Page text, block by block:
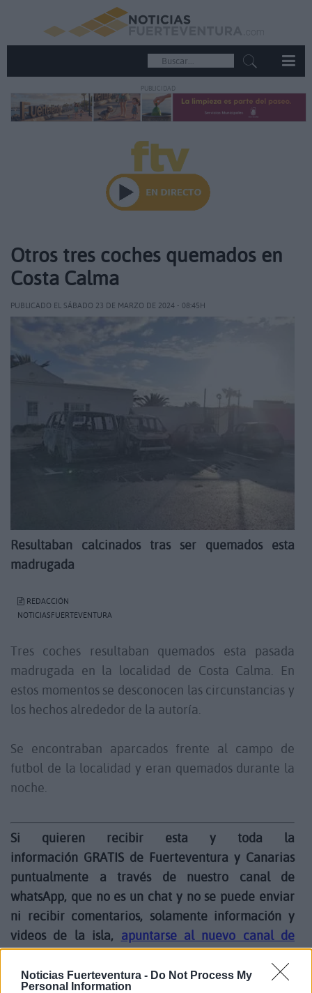
Noticias Fuerteventura - Do Not Process My
Personal Information
PUBLICIDAD
Otros tres coches quemados en
Costa Calma
PUBLICADO EL SÁBADO 23 DE MARZO DE 2024 - 08:45H
Resultaban calcinados tras ser quemados esta
madrugada
REDACCIÓN
NOTICIASFUERTEVENTURA
Tres coches resultaban quemados esta pasada
madrugada en la localidad de Costa Calma. En
estos momentos se desconocen las circunstancias y
los hechos alrededor de la autoría.
Se encontraban aparcados frente al campo de
futbol de la localidad y eran quemados durante la
noche.
Si quieren recibir esta y toda la
información GRATIS de Fuerteventura y Canarias
puntualmente a través de nuestro canal de
whatsApp, que no es un chat y no se puede enviar
ni recibir comentarios, solamente información y
videos de la isla, apuntarse al nuevo canal de
Noticias Fuerteventura.